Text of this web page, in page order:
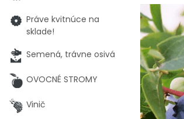
Práve kvitnúce na
sklade!
Semená, trávne osivá
OVOCNÉ STROMY
Vinič